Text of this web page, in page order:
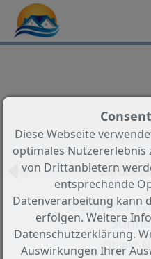
Objekt
Zurück
2-Zimmer
Objekt-
Diese Webseite
optimales Nutzererlebnis
von Drittanbietern
entsprechende
Datenverarbeitung kann
erfolgen. Weitere
Datenschutzerklärung.
Auswirkungen Ihrer